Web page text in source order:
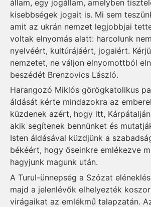
állam, egy jogállam, amelyben
kisebbségek jogait is. Mi sem
amit az ukrán nemzet legjobbjai
voltak elnyomás alatt: harcolunk
nyelvéért, kultúrájáért, jogaiért.
nemzetet, ne váljon elnyomottból
beszédét Brenzovics László.
Harangozó Miklós görög­ka­to­likus
áldását kérte mindazokra az
küzdenek azért, hogy itt,
akik segítenek bennünket és
Isten áldásával küzdjünk a
békéért, hogy őseinkre emlékezve
hagyjunk magunk után.
A Turul-ünnepség a Szózat
majd a jelenlévők elhelyezték
virágaikat az emlékmű talapzatán.